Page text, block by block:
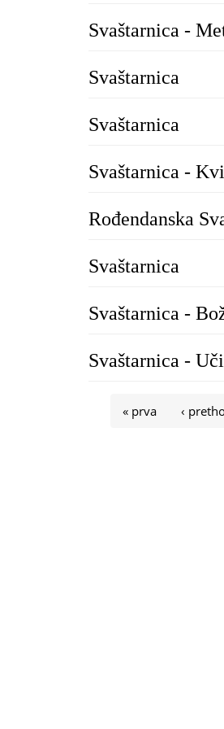
Svaštarnica -
Svaštarnica
Svaštarnica
Svaštarnica -
Rođendanska
Svaštarnica
Svaštarnica -
Svaštarnica -
Stranice
« prva ‹